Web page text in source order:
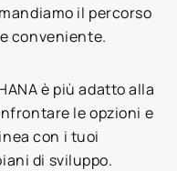
il percorso
conveniente.
è più adatto alla
le opzioni e
con i tuoi
di sviluppo.